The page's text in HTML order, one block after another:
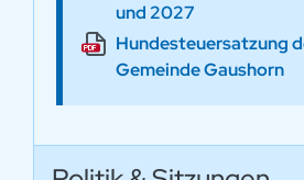
und 2027
Hundesteuersatzung
Gemeinde Gaushorn